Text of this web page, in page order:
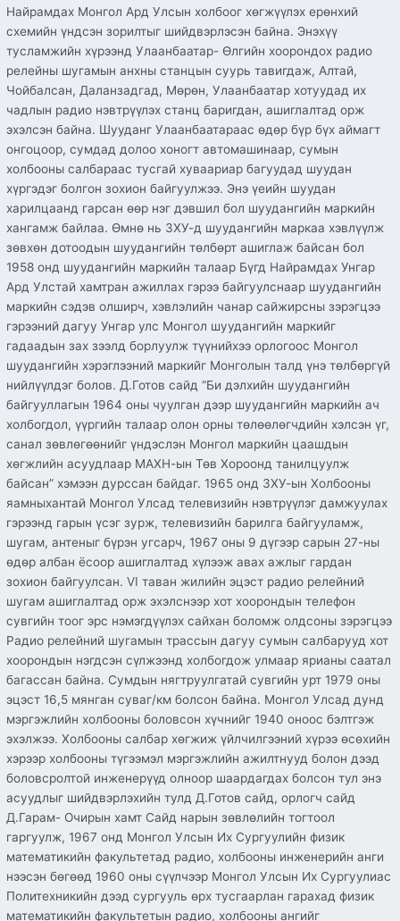
Найрамдах Монгол Ард Улсын холбоог хөгжүүлэх ерөнхий
схемийн үндсэн зорилтыг шийдвэрлэсэн байна. Энэхүү
тусламжийн хүрээнд Улаанбаатар- Өлгийн хоорондох радио
релейны шугамын анхны станцын суурь тавигдаж, Алтай,
Чойбалсан, Даланзадгад, Мөрөн, Улаанбаатар хотуудад их
чадлын радио нэвтрүүлэх станц баригдан, ашиглалтад орж
эхэлсэн байна. Шууданг Улаанбаатараас өдөр бүр бүх аймагт
онгоцоор, сумдад долоо хоногт автомашинаар, сумын
холбооны салбараас тусгай хуваариар багуудад шуудан
хүргэдэг болгон зохион байгуулжээ. Энэ үеийн шуудан
харилцаанд гарсан өөр нэг дэвшил бол шуудангийн маркийн
хангамж байлаа. Өмнө нь ЗХУ-д шуудангийн маркаа хэвлүүлж
зөвхөн дотоодын шуудангийн төлбөрт ашиглаж байсан бол
1958 онд шуудангийн маркийн талаар Бүгд Найрамдах Унгар
Ард Улстай хамтран ажиллах гэрээ байгуулснаар шуудангийн
маркийн сэдэв олширч, хэвлэлийн чанар сайжирсны зэрэгцээ
гэрээний дагуу Унгар улс Монгол шуудангийн маркийг
гадаадын зах зээлд борлуулж түүнийхээ орлогоос Монгол
шуудангийн хэрэглээний маркийг Монголын талд үнэ төлбөргүй
нийлүүлдэг болов. Д.Готов сайд “Би дэлхийн шуудангийн
байгууллагын 1964 оны чуулган дээр шуудангийн маркийн ач
холбогдол, үүргийн талаар олон орны төлөөлөгчдийн хэлсэн үг,
санал зөвлөгөөнийг үндэслэн Монгол маркийн цаашдын
хөгжлийн асуудлаар МАХН-ын Төв Хороонд танилцуулж
байсан” хэмээн дурссан байдаг. 1965 онд ЗХУ-ын Холбооны
яамныхантай Монгол Улсад телевизийн нэвтрүүлэг дамжуулах
гэрээнд гарын үсэг зурж, телевизийн барилга байгууламж,
шугам, антеныг бүрэн угсарч, 1967 оны 9 дүгээр сарын 27-ны
өдөр албан ёсоор ашиглалтад хүлээж авах ажлыг гардан
зохион байгуулсан. VI таван жилийн эцэст радио релейний
шугам ашиглалтад орж эхэлснээр хот хоорондын телефон
сувгийн тоог эрс нэмэгдүүлэх сайхан боломж олдсоны зэрэгцээ
Радио релейний шугамын трассын дагуу сумын салбарууд хот
хоорондын нэгдсэн сүлжээнд холбогдож улмаар ярианы саатал
багассан байна. Сумдын нягтруулгатай сувгийн урт 1979 оны
эцэст 16,5 мянган суваг/км болсон байна. Монгол Улсад дунд
мэргэжлийн холбооны боловсон хүчнийг 1940 оноос бэлтгэж
эхэлжээ. Холбооны салбар хөгжиж үйлчилгээний хүрээ өсөхийн
хэрээр холбооны түгээмэл мэргэжлийн ажилтнууд болон дээд
боловсролтой инженерүүд олноор шаардагдах болсон тул энэ
асуудлыг шийдвэрлэхийн тулд Д.Готов сайд, орлогч сайд
Д.Гарам- Очирын хамт Сайд нарын зөвлөлийн тогтоол
гаргуулж, 1967 онд Монгол Улсын Их Сургуулийн физик
математикийн факультетад радио, холбооны инженерийн анги
нээсэн бөгөөд 1960 оны сүүлчээр Монгол Улсын Их Сургуулиас
Политехникийн дээд сургууль өрх тусгаарлан гарахад физик
математикийн факультетын радио, холбооны ангийг